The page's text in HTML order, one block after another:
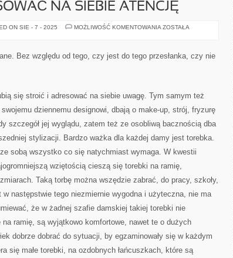
NA SIEBIE ATENCJĘ
ON SIE - 7 - 2025 MOŻLIWOŚĆ KOMENTOWANIA KAŻDY
ŻE
DAMY
NA
ATENCJĘ
ZOSTAŁA
Bez względu od tego, czy jest do tego przesłanka, czy nie
się stroić i adresować na siebie uwagę. Tym samym też
dziennemu designowi, dbają o make-up, strój, fryzurę
szczegół jej wyglądu, zatem też ze osobliwą bacznością dba
stylizacji. Bardzo ważka dla każdej damy jest torebka.
sobą wszystko co się natychmiast wymaga. W kwestii
wziętością cieszą się torebki na ramię,
Taką torbę można wszędzie zabrać, do pracy, szkoły,
następstwie tego niezmiernie wygodna i użyteczna, nie ma
że w żadnej szafie damskiej takiej torebki nie
ramię, są wyjątkowo komfortowe, nawet te o dużych
dobrze dobrać do sytuacji, by egzaminowały się w każdym
się małe torebki, na ozdobnych łańcuszkach, które są